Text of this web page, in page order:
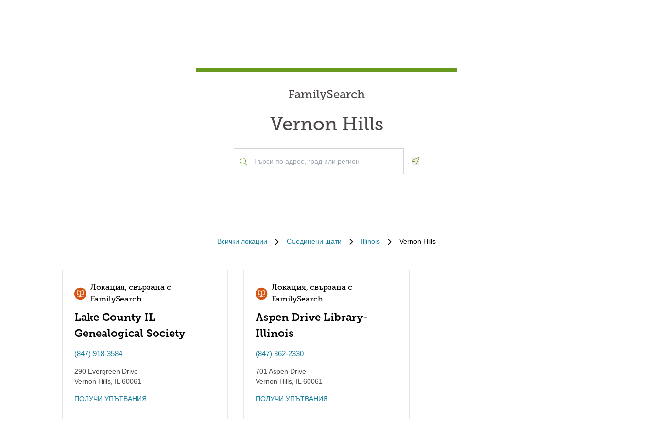
FamilySearch
Vernon Hills
Всички локации Съединени щати Illinois Vernon Hills
Локация, свързана с
FamilySearch
Lake County IL
Genealogical Society
(847) 918-3584
290 Evergreen Drive
Vernon Hills IL 60061
ПОЛУЧИ УПЪТВАНИЯ
Локация, свързана с
FamilySearch
Aspen Drive Library-
Illinois
(847) 362-2330
701 Aspen Drive
Vernon Hills IL 60061
ПОЛУЧИ УПЪТВАНИЯ